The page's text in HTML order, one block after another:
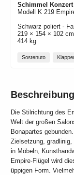
Schimmel Konzert
Modell
K 219
Schwarz poliert -
219 × 154 × 102
414 kg
Sostenuto
Beschreibung
Die Stilrichtung des
Welt der großen
Bonapartes
Zielsetzung,
in Möbeln,
Empire-Flügel wird
üppigen Form.